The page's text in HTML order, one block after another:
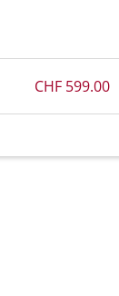
CHF 599.00